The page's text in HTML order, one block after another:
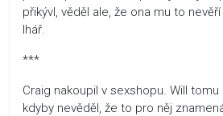
přikývl, věděl ale, že ona mu to
lhář.
***
Craig nakoupil v sexshopu. Will tomu
kdyby nevěděl, že to pro něj